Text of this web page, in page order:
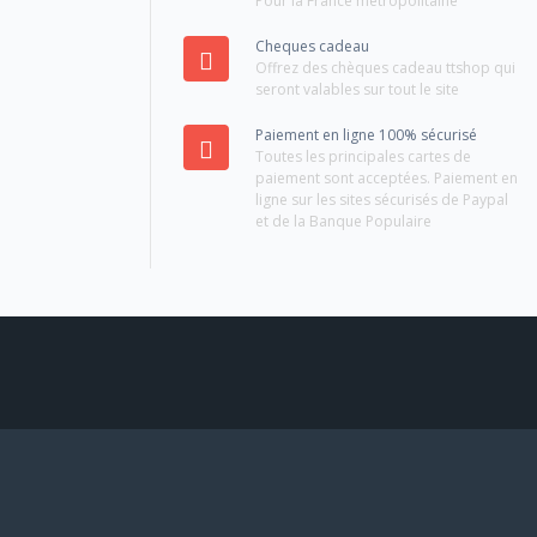
Cheques cadeau
Offrez des chèques cadeau ttshop qui
seront valables sur tout le site
Paiement en ligne 100% sécurisé
Toutes les principales cartes de
paiement sont acceptées. Paiement en
ligne sur les sites sécurisés de Paypal
et de la Banque Populaire